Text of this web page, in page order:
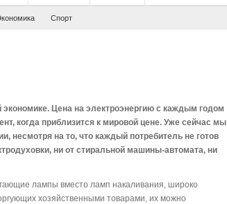
Спорт
Цена на электроэнергию с каждым годом
когда приблизится к мировой цене. Уже сейчас мы
несмотря на то, что каждый потребитель не готов
ни от стиральной машины-автомата, ни
лампы вместо ламп накаливания, широко
хозяйственными товарами, их можно